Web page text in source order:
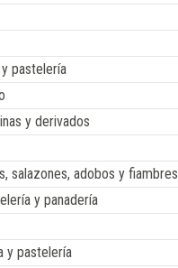
pastelería
y derivados
salazones, adobos y fiambres
y panadería
y pastelería